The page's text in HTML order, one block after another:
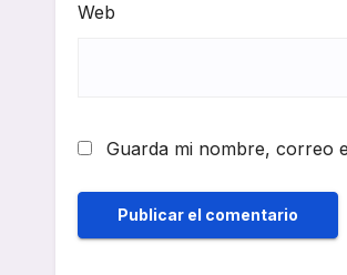
Web
Guarda mi nombre, correo